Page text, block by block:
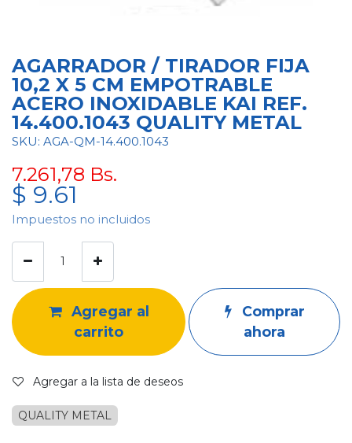
AGARRADOR / TIRADOR FIJA
10,2 X 5 CM EMPOTRABLE
ACERO INOXIDABLE KAI REF.
14.400.1043 QUALITY METAL
SKU: AGA-QM-14.400.1043
7.261,78 Bs.
$ 9.61
Impuestos no incluidos
Agregar al
carrito
Comprar
ahora
Agregar a la lista de deseos
QUALITY METAL